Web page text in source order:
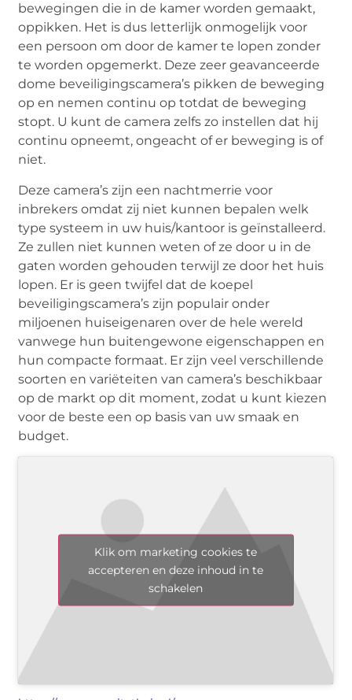
bewegingen die in de kamer worden gemaakt,
oppikken. Het is dus letterlijk onmogelijk voor
een persoon om door de kamer te lopen zonder
te worden opgemerkt. Deze zeer geavanceerde
dome beveiligingscamera’s pikken de beweging
op en nemen continu op totdat de beweging
stopt. U kunt de camera zelfs zo instellen dat hij
continu opneemt, ongeacht of er beweging is of
niet.
Deze camera’s zijn een nachtmerrie voor
inbrekers omdat zij niet kunnen bepalen welk
type systeem in uw huis/kantoor is geïnstalleerd.
Ze zullen niet kunnen weten of ze door u in de
gaten worden gehouden terwijl ze door het huis
lopen. Er is geen twijfel dat de koepel
beveiligingscamera’s zijn populair onder
miljoenen huiseigenaren over de hele wereld
vanwege hun buitengewone eigenschappen en
hun compacte formaat. Er zijn veel verschillende
soorten en variëteiten van camera’s beschikbaar
op de markt op dit moment, zodat u kunt kiezen
voor de beste een op basis van uw smaak en
budget.
Klik om marketing cookies te
accepteren en deze inhoud in te
schakelen